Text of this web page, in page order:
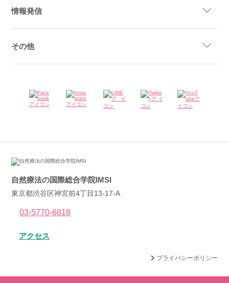
情報発信
その他
自然療法の国際総合学院IMSI
東京都渋谷区神宮前4丁目13-17-A
03-5770-6818
アクセス
プライバシーポリシー